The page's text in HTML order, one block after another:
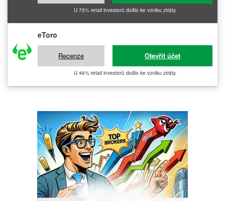
U 75% retail investorů došlo ke vzniku ztráty.
eToro
Recenze Otevřít účet
U 46% retail investorů došlo ke vzniku ztráty.